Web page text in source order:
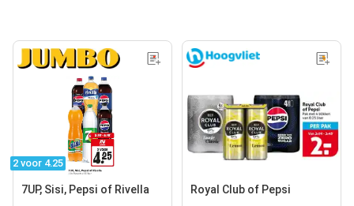
2 voor 4.25
7UP, Sisi, Pepsi of Rivella Royal Club of Pepsi